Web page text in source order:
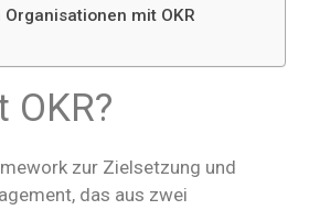
Organisationen mit OKR
OKR?
zur Zielsetzung und
das aus zwei